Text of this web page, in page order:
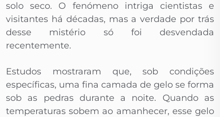
solo seco. O fenómeno intriga cientistas e
visitantes há décadas, mas a verdade por trás
desse mistério só foi desvendada
recentemente.
Estudos mostraram que, sob condições
específicas, uma fina camada de gelo se forma
sob as pedras durante a noite. Quando as
temperaturas sobem ao amanhecer, esse gelo